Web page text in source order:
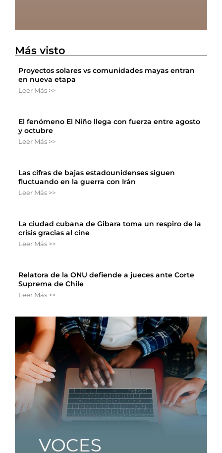
Más visto
Proyectos solares vs comunidades mayas entran
en nueva etapa
Leer Más >>
El fenómeno El Niño llega con fuerza entre agosto
y octubre
Leer Más >>
Las cifras de bajas estadounidenses siguen
fluctuando en la guerra con Irán
Leer Más >>
La ciudad cubana de Gibara toma un respiro de la
crisis gracias al cine
Leer Más >>
Relatora de la ONU defiende a jueces ante Corte
Suprema de Chile
Leer Más >>